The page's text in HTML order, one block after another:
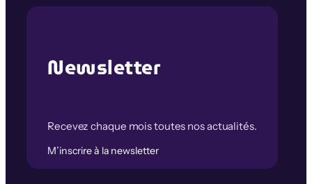
Newsletter
Recevez chaque mois toutes nos actualités.
M’inscrire à la newsletter